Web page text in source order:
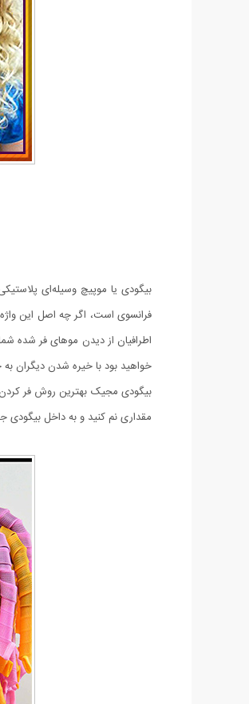
بیگودی یا موپیچ وسیله‌ای
فرانسوی است، اگر چه اصل این
خواهید بود با خیره شدن دیگران
بیگودی مجیک بهترین روش فر کردن
مقداری نم کنید و به داخل